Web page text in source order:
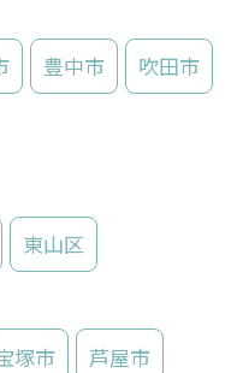
豊中市 吹田市
東山区
塚市 芦屋市